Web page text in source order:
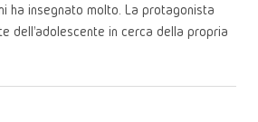
ha insegnato molto. La protagonista
dell'adolescente in cerca della propria